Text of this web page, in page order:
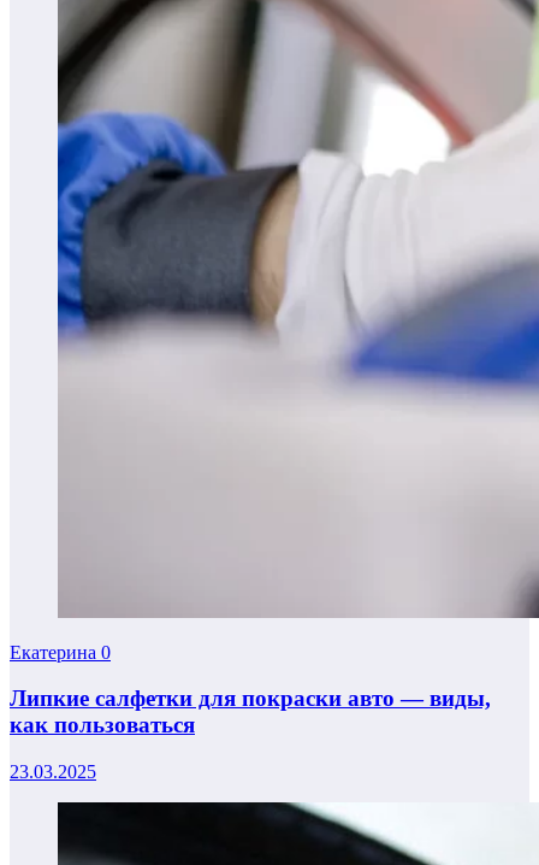
Екатерина 0
Липкие салфетки для покраски авто — виды,
как пользоваться
23.03.2025